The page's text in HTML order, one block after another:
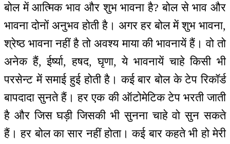
बोल में आत्मिक भाव और शुभ भावना है? बोल से भाव और
भावना दोनों अनुभव होती है। अगर हर बोल में शुभ भावना,
श्रेष्ठ भावना नहीं है तो अवश्य माया की भावनायें हैं। वो तो
अनेक हैं, ईर्ष्या, हषद, घृणा, ये भावनायें चाहे किसी भी
परसेन्ट में समाई हुई होती है। कई बार बोल के टेप रिकॉर्ड
बापदादा सुनते हैं। हर एक की ऑटोमेटिक टेप भरती जाती
है और जिस घड़ी जिसकी भी सुनना चाहे वो सुन सकते
हैं। हर बोल का सार नहीं होता। कई बार कहते भी हो मेरी